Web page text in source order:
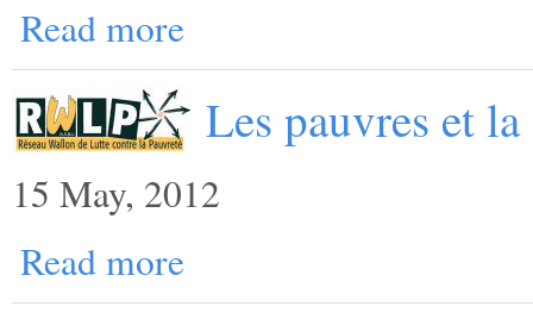
Read more
Les pauvres et
15 May, 2012
Read more